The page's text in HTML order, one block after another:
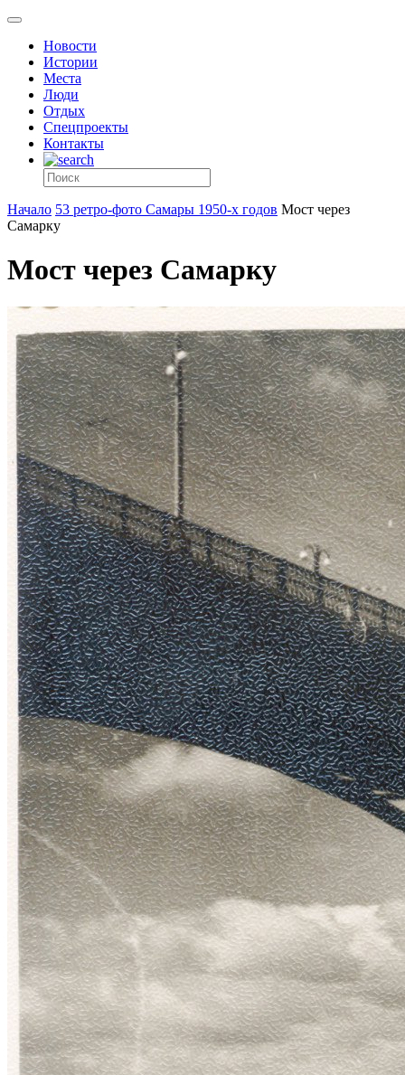
Новости
Истории
Места
Люди
Отдых
Спецпроекты
Контакты
Начало 53 ретро-фото Самары 1950-х годов Мост через
Самарку
Мост через Самарку